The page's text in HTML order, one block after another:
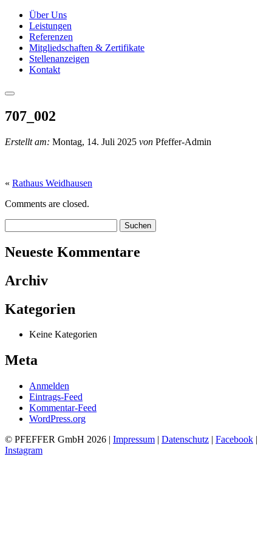
Über Uns
Leistungen
Referenzen
Mitgliedschaften & Zertifikate
Stellenanzeigen
Kontakt
707_002
Erstellt am: Montag, 14. Juli 2025 von Pfeffer-Admin
« Rathaus Weidhausen
Comments are closed.
Neueste Kommentare
Archiv
Kategorien
Keine Kategorien
Meta
Anmelden
Eintrags-Feed
Kommentar-Feed
WordPress.org
© PFEFFER GmbH 2026 | Impressum | Datenschutz | Facebook |
Instagram